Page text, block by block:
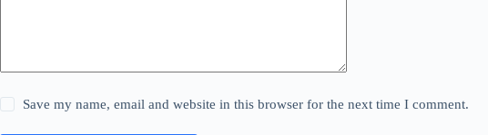
Save my name, email and website in this browser for the next time I comment.